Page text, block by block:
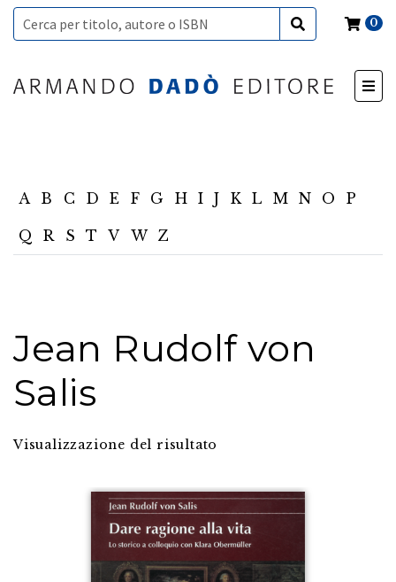
0
A B C D E F G H I J K L M N O P
Q R S T V W Z
Jean Rudolf von
Salis
Visualizzazione del risultato